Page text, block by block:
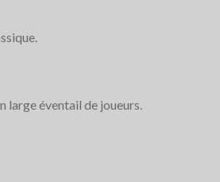
large éventail de joueurs.